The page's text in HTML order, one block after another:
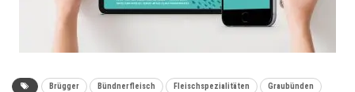
Brügger Bündnerfleisch Fleischspezialitäten Graubünden